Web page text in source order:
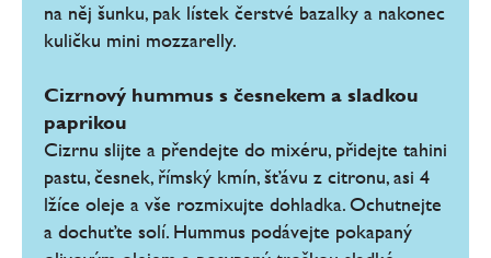
na něj šunku, pak lístek čerstvé bazalky a nakonec
kuličku mini mozzarelly.
Cizrnový hummus s česnekem a sladkou
paprikou
Cizrnu slijte a přendejte do mixéru, přidejte tahini
pastu, česnek, římský kmín, šťávu z citronu, asi 4
lžíce oleje a vše rozmixujte dohladka. Ochutnejte
a dochuťte solí. Hummus podávejte pokapaný